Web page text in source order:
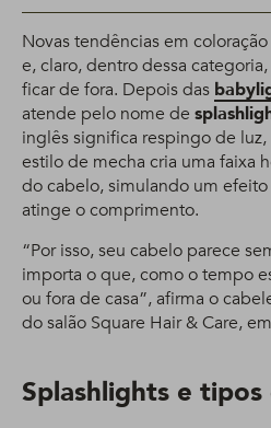
Novas tendências em
e, claro, dentro dessa
ficar de fora. Depois das
atende pelo nome de
inglês significa respingo de luz,
estilo de mecha cria uma faixa
do cabelo, simulando um
atinge o comprimento.
“Por isso, seu cabelo parece
importa o que, como o tempo
ou fora de casa”, afirma o
do salão Square Hair & Care,
Splashlights e tipos